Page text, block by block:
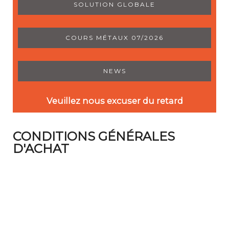
CONDITIONS GÉNÉRALES
D'ACHAT
SOLUTION GLOBALE
COURS MÉTAUX 07/2026
NEWS
Veuillez nous excuser du retard